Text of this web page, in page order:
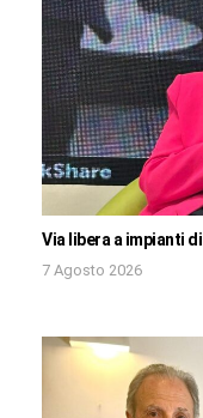
Via libera a impianti
7 Agosto 2026